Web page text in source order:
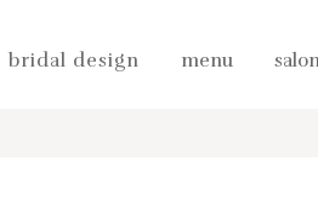
bridal design menu